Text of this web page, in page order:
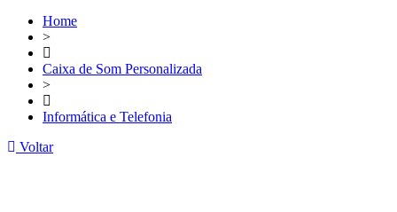
Home
>
Caixa de Som Personalizada
>
Informática e Telefonia
Voltar